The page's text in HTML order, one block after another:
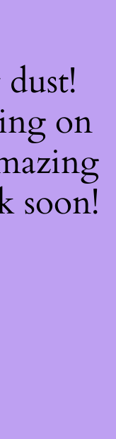
on
soon!